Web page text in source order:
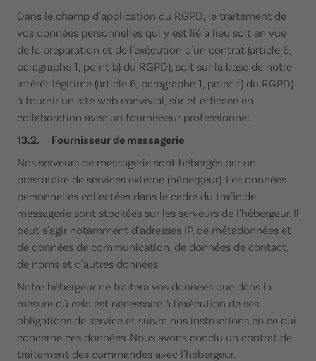
Dans le champ d'application du RGPD, le traitement de
vos données personnelles qui y est lié a lieu soit en vue
de la préparation et de l'exécution d'un contrat (article 6,
paragraphe 1, point b) du RGPD), soit sur la base de notre
intérêt légitime (article 6, paragraphe 1, point f) du RGPD)
à fournir un site web convivial, sûr et efficace en
collaboration avec un fournisseur professionnel.
13.2. Fournisseur de messagerie
Nos serveurs de messagerie sont hébergés par un
prestataire de services externe (hébergeur). Les données
personnelles collectées dans le cadre du trafic de
messagerie sont stockées sur les serveurs de l'hébergeur. Il
peut s'agir notamment d'adresses IP, de métadonnées et
de données de communication, de données de contact,
de noms et d'autres données.
Notre hébergeur ne traitera vos données que dans la
mesure où cela est nécessaire à l'exécution de ses
obligations de service et suivra nos instructions en ce qui
concerne ces données. Nous avons conclu un contrat de
traitement des commandes avec l'hébergeur.